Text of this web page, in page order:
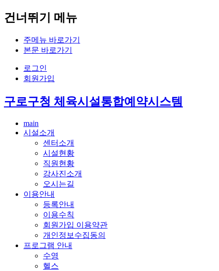
건너뛰기 메뉴
주메뉴 바로가기
본문 바로가기
로그인
회원가입
구로구청 체육시설통합예약시스템
main
시설소개
센터소개
시설현황
직원현황
강사진소개
오시는길
이용안내
등록안내
이용수칙
회원가입 이용약관
개인정보수집동의
프로그램 안내
수영
헬스